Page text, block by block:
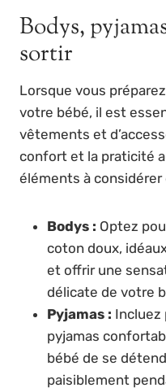
Bodys,
sortir
Lorsque vous
votre bébé, il est
vêtements et
confort et la praticité
éléments à
Bodys : Optez
coton doux,
et offrir une
délicate de votre
Pyjamas : Incluez
pyjamas
bébé de se
paisiblement